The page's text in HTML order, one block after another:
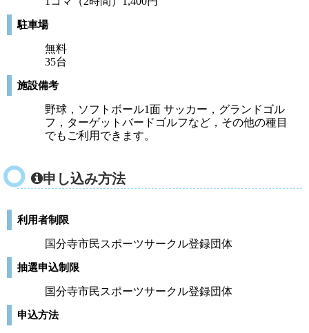
駐車場
無料
35台
施設備考
野球，ソフトボール1面 サッカー，グランドゴル
フ，ターゲットバードゴルフなど，その他の種目
でもご利用できます。
申し込み方法
利用者制限
国分寺市民スポーツサークル登録団体
抽選申込制限
国分寺市民スポーツサークル登録団体
申込方法